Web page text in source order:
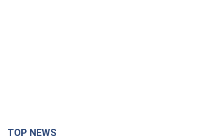
Конец эпохи "фактора Трампа": кто на самом